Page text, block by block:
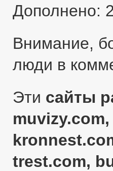
Дополнено:
Внимание,
люди в
Эти сайты
trest.com,